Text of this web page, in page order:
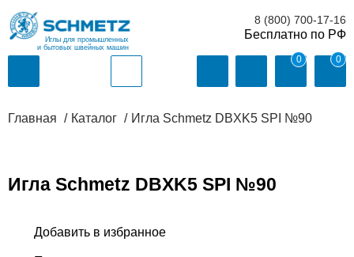
Иглы для промышленных
и бытовых швейных машин
8 (800) 700-17-16
0 0
Главная Каталог Игла Schmetz DBXK5 SPI №90
Игла Schmetz DBXK5 SPI №90